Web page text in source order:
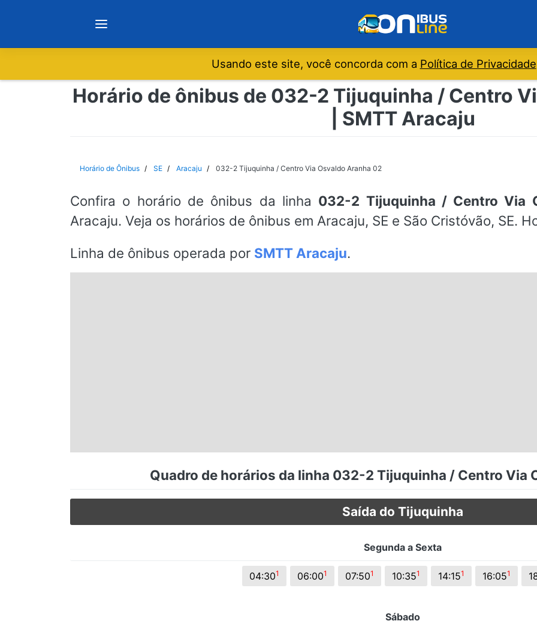
Notícias
São Paulo
Espírito Santo
Usando este site, você concorda com a Política de Privacidade
Horário de ônibus de 032-2 Tijuquinha / Centro
| SMTT Aracaju
Horário de Ônibus SE Aracaju 032-2 Tijuquinha / Centro Via Osvaldo Aranha 02
Confira o horário de ônibus da linha 032-2 Tijuquinha / Centro Via
Aracaju. Veja os horários de ônibus em Aracaju, SE e São Cristóvão, SE.
Linha de ônibus operada por SMTT Aracaju.
Quadro de horários da linha 032-2 Tijuquinha / Centro Via
Saída do Tijuquinha
Segunda a Sexta
04:301 06:001 07:501 10:351 14:151 16:051
Sábado